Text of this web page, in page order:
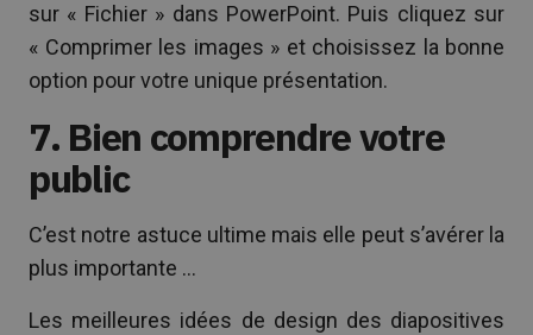
sur « Fichier » dans PowerPoint. Puis cliquez sur
« Comprimer les images » et choisissez la bonne
option pour votre unique présentation.
7. Bien comprendre votre
public
C’est notre astuce ultime mais elle peut s’avérer la
plus importante …
Les meilleures idées de design des diapositives